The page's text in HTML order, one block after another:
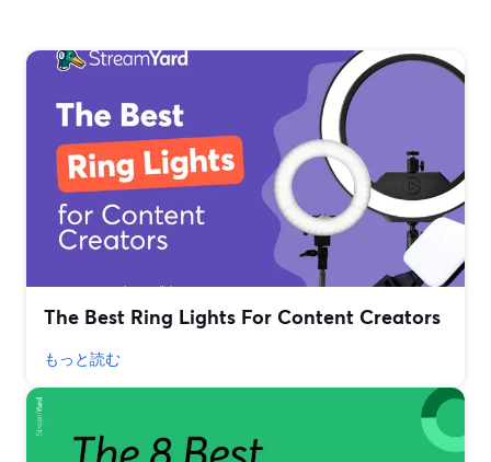
The Best Ring Lights For Content Creators
もっと読む